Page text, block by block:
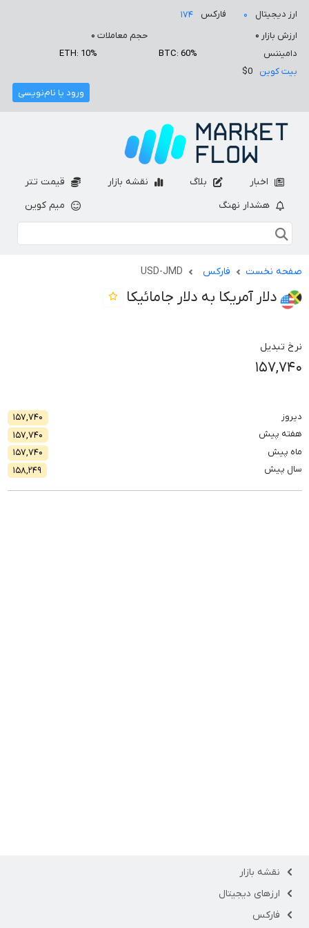
ارز دیجیتال ۰ فارکس
۱۷۴
ارزش بازار ۰ حجم معاملات ۰
دامیننس
BTC: 60%
ETH: 10%
بیت کوین
$0
ورود یا نام‌نویسی
اخبار بلاگ نقشه بازار
قیمت تتر
هشدار نهنگ
میم کوین
صفحه نخست فارکس USD-JMD
دلار آمریکا به دلار جامائیکا
نرخ تبدیل
۱۵۷,۷۴۰
دیروز
۱۵۷,۷۴۰
هفته پیش
۱۵۷,۷۴۰
ماه پیش
۱۵۷,۷۴۰
سال پیش
۱۵۸,۲۴۹
نقشه بازار
ارزهای دیجیتال
فارکس